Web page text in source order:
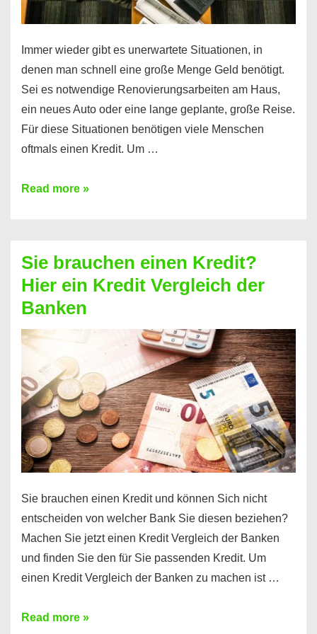
Immer wieder gibt es unerwartete Situationen, in
denen man schnell eine große Menge Geld benötigt.
Sei es notwendige Renovierungsarbeiten am Haus,
ein neues Auto oder eine lange geplante, große Reise.
Für diese Situationen benötigen viele Menschen
oftmals einen Kredit. Um …
Brauchen
Summe
Geld?
Hier
einen
10000
Euro
Kredit
finden
Read more »
Sie brauchen einen Kredit?
Hier ein Kredit Vergleich der
Banken
Sie brauchen einen Kredit und können Sich nicht
entscheiden von welcher Bank Sie diesen beziehen?
Machen Sie jetzt einen Kredit Vergleich der Banken
und finden Sie den für Sie passenden Kredit. Um
einen Kredit Vergleich der Banken zu machen ist …
Sie
Read more »